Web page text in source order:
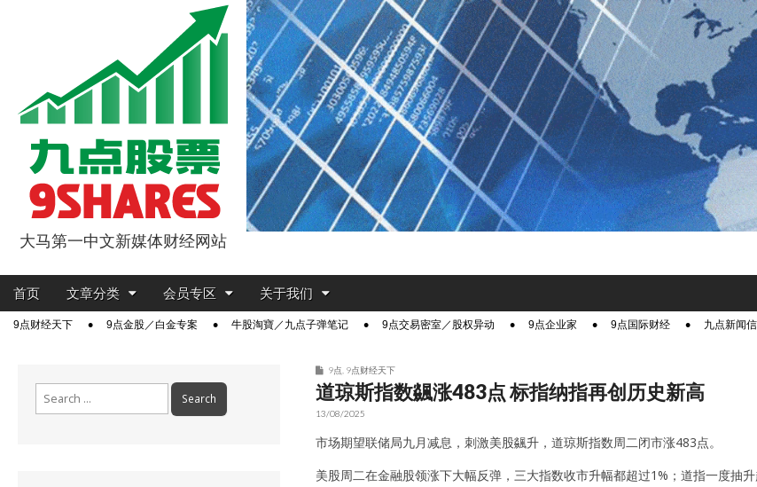
9点股票
大马第一中文新媒体财经网站
Main
Skip
content
首页 文章分类 会员专区 关于我们
Sub9点财经天下 9点金股／白金专案 牛股淘寶／九点子弹笔记 9点交易密室／股权异动 9点企业家 9点国际财经 九点新闻
9点 9点财经天下
道琼斯指数飊涨483点 标指纳指再创历史新高
13/08/2025
市场期望联储局九月减息，刺激美股飊升，道琼斯指数周二闭市涨483点。
美股周二在金融股领涨下大幅反弹，三大指数收市升幅都超过1%；道指一度抽